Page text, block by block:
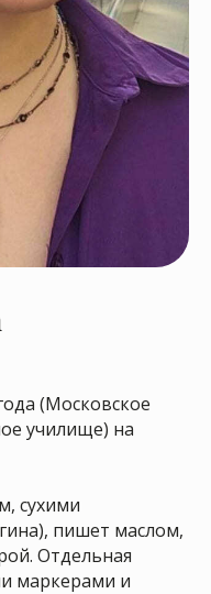
(Московское
училище) на
сухими
пишет маслом,
Отдельная
маркерами и